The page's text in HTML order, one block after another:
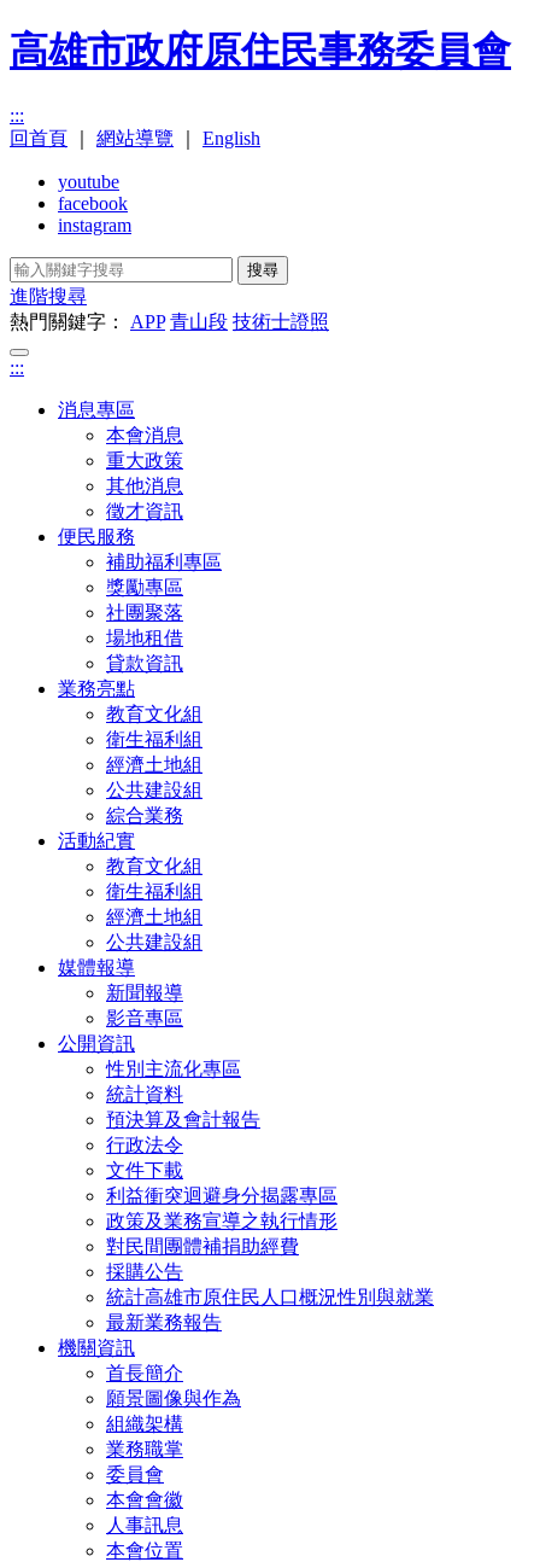
高雄市政府原住民事務委員會
:::
回首頁
網站導覽 English
youtube
facebook
instagram
搜尋
進階搜尋
熱門關鍵字： APP 青山段 技術士證照
:::
消息專區
本會消息
重大政策
其他消息
徵才資訊
便民服務
補助福利專區
獎勵專區
社團聚落
場地租借
貸款資訊
業務亮點
教育文化組
衛生福利組
經濟土地組
公共建設組
綜合業務
活動紀實
教育文化組
衛生福利組
經濟土地組
公共建設組
媒體報導
新聞報導
影音專區
公開資訊
性別主流化專區
統計資料
預決算及會計報告
行政法令
文件下載
利益衝突迴避身分揭露專區
政策及業務宣導之執行情形
對民間團體補捐助經費
採購公告
統計高雄市原住民人口概況性別與就業
最新業務報告
機關資訊
首長簡介
願景圖像與作為
組織架構
業務職掌
委員會
本會會徽
人事訊息
本會位置